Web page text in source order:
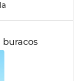
buracos